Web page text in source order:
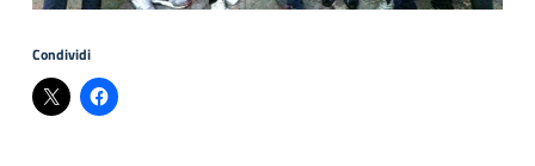
Condividi